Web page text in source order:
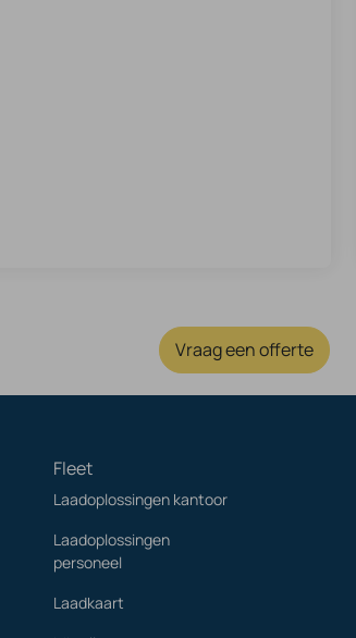
Vraag een offerte
Fleet
Laadoplossingen kantoor
Laadoplossingen
personeel
Laadkaart